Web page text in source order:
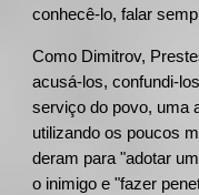
conhecê-lo, falar
Como Dimitrov,
acusá-los, confundi-
serviço do povo, uma
utilizando os poucos
deram para "adotar
o inimigo e "fazer